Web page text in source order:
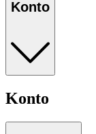
Konto
Konto